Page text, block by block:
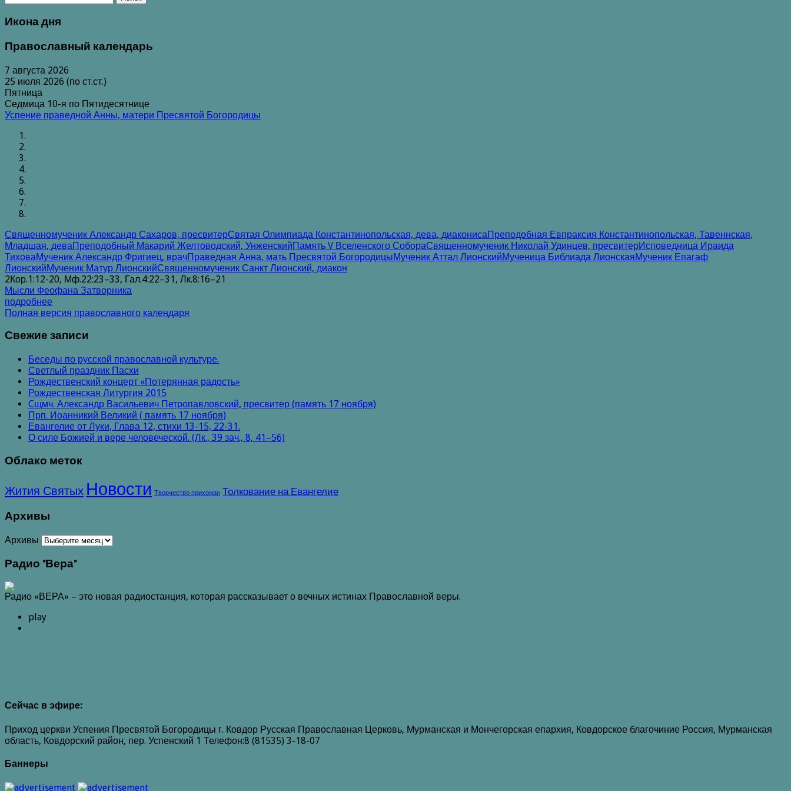
Икона дня
Православный календарь
7 августа 2026
25 июля 2026 (по ст.ст.)
Пятница
Седмица 10-я по Пятидесятнице
Успение праведной Анны, матери Пресвятой Богородицы
Священномученик Александр Сахаров, пресвитерСвятая Олимпиада Константинопольская, дева, диаконисаПреподобная Евпраксия Константинопольская, Тавеннская,
Младшая, деваПреподобный Макарий Желтоводский, УнженскийПамять V Вселенского СобораСвященномученик Николай Удинцев, пресвитерИсповедница Ираида
ТиховаМученик Александр Фригиец, врачПраведная Анна, мать Пресвятой БогородицыМученик Аттал ЛионскийМученица Библиада ЛионскаяМученик Епагаф
ЛионскийМученик Матур ЛионскийСвященномученик Санкт Лионский, диакон
2Кор.1:12-20, Мф.22:23–33, Гал.4:22–31, Лк.8:16–21
Мысли Феофана Затворника
подробнее
Полная версия православного календаря
Свежие записи
Беседы по русской православной культуре.
Светлый праздник Пасхи
Рождественский концерт «Потерянная радость»
Рождественская Литургия 2015
Cщмч. Александр Васильевич Петропавловский, пресвитер (память 17 ноября)
Прп. Иоанникий Великий ( память 17 ноября)
Евангелие от Луки, Глава 12, стихи 13-15, 22-31.
О силе Божией и вере человеческой. (Лк., 39 зач., 8, 41–56)
Облако меток
Жития Святых Новости Творчество прихожан Толкование на Евангелие
Архивы
Архивы
Радио "Вера"
Радио «ВЕРА» – это новая радиостанция, которая рассказывает о вечных истинах Православной веры.
play
Сейчас в эфире:
Приход церкви Успения Пресвятой Богородицы г. Ковдор Русская Православная Церковь, Мурманская и Мончегорская епархия, Ковдорское благочиние Россия, Мурманская
область, Ковдорский район, пер. Успенский 1 Телефон:8 (81535) 3-18-07
Баннеры